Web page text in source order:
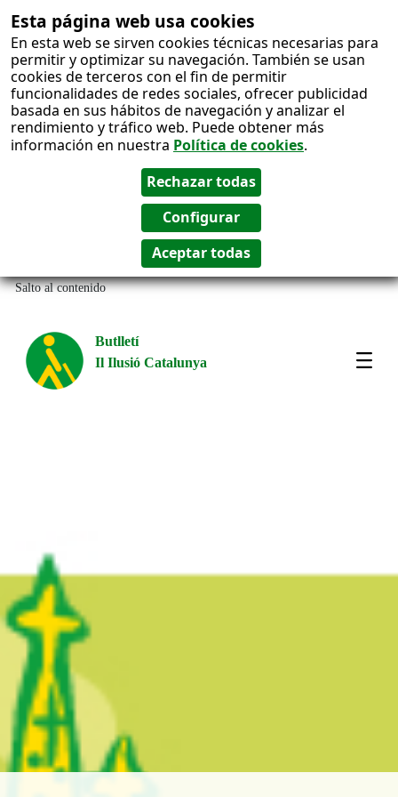
Esta página web usa cookies
En esta web se sirven cookies técnicas necesarias para
permitir y optimizar su navegación. También se usan
cookies de terceros con el fin de permitir
funcionalidades de redes sociales, ofrecer publicidad
basada en sus hábitos de navegación y analizar el
rendimiento y tráfico web. Puede obtener más
información en nuestra Política de cookies.
Salto al contenido
Butlletí
Il Ilusió Catalunya